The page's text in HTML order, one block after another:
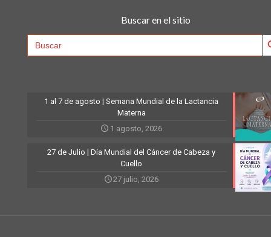
Buscar en el sitio
Search
1 al 7 de agosto | Semana Mundial de la Lactancia
Materna
1 agosto, 2026
27 de Julio | Día Mundial del Cáncer de Cabeza y
Cuello
27 julio, 2026